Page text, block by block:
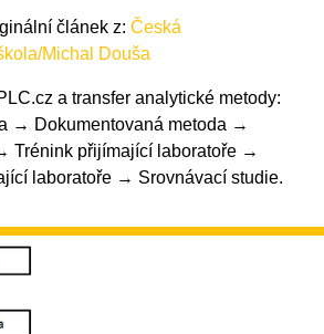
článek z: Česká
Michal Douša
a transfer analytické metody:
→ Dokumentovaná metoda →
Trénink přijímající laboratoře →
laboratoře → Srovnávací studie.